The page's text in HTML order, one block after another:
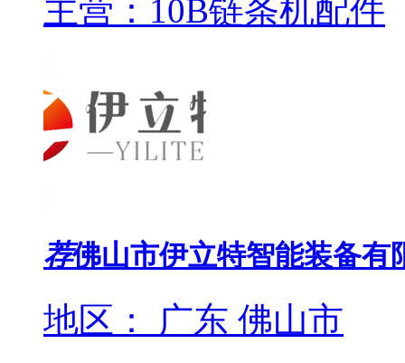
主营：10B链条机配件
荐佛山市伊立特智能装备有
地区： 广东 佛山市